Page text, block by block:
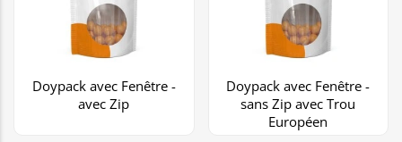
Doypack avec Fenêtre -
avec Zip
Doypack avec Fenêtre -
sans Zip avec Trou
Européen